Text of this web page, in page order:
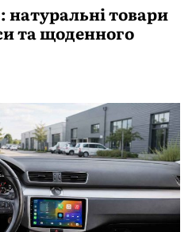
натуральні товари
та щоденного